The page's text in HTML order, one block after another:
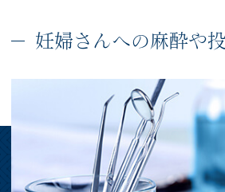
妊婦さんへの麻酔や